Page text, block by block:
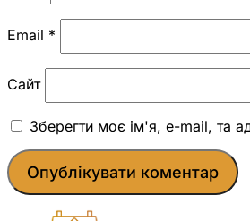
Email *
Сайт
Зберегти моє ім'я, e-mail, та